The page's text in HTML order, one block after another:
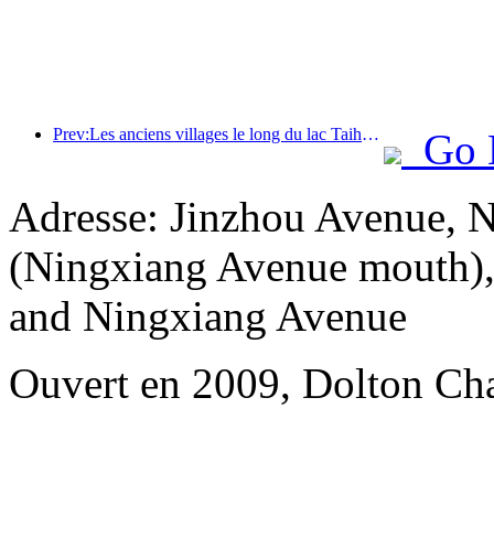
Prev:Les anciens villages le long du lac Taihu à Huzhou, dans la province du Zhejiang, ont commencé à être rénovés et modernisés, avec un investissement de près d'un milliard de yuans.
Go
Adresse: Jinzhou Avenue,
(Ningxiang Avenue
and Ningxiang Avenue
Ouvert en 2009, Dolton